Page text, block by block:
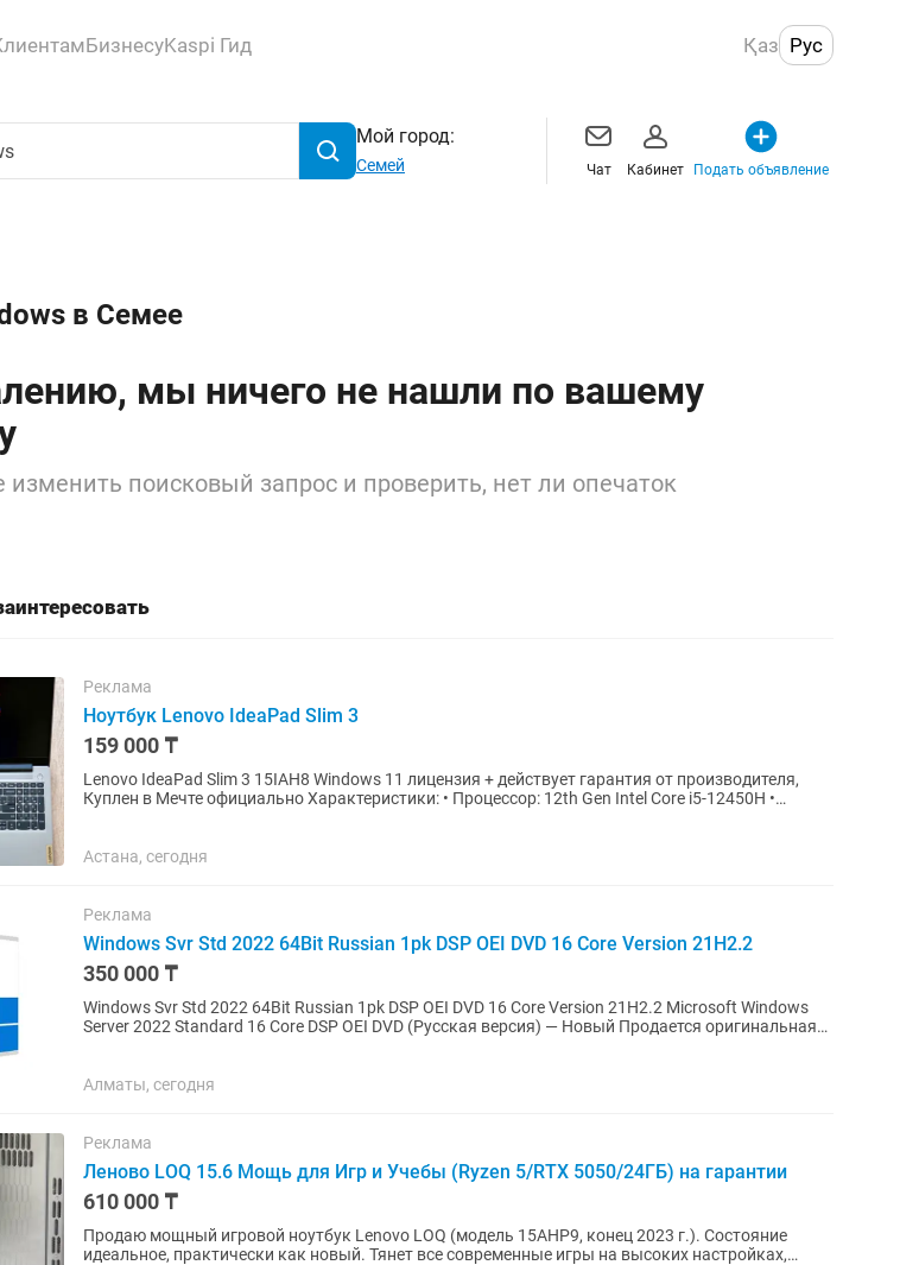
БизнесуKaspi Гид Қаз Рус
Мой город:
Семей Чат Кабинет Подать объявление
в Семее
мы ничего не нашли по вашему
изменить поисковый запрос и проверить, нет ли опечаток
Реклама
Ноутбук Lenovo IdeaPad Slim 3
159 000 ₸
Lenovo IdeaPad Slim 3 15IAH8 Windows 11 лицензия + действует гарантия от производителя,
Куплен в Мечте официально Характеристики: • Процессор: 12th Gen Intel Core i5-12450H •
Астана, сегодня
Реклама
Windows Svr Std 2022 64Bit Russian 1pk DSP OEI DVD 16 Core Version 21H2.2
350 000 ₸
Windows Svr Std 2022 64Bit Russian 1pk DSP OEI DVD 16 Core Version 21H2.2 Microsoft Windows
Server 2022 Standard 16 Core DSP OEI DVD (Русская версия) — Новый Продается оригинальная
Алматы, сегодня
Реклама
Леново LOQ 15.6 Мощь для Игр и Учебы (Ryzen 5/RTX 5050/24ГБ) на гарантии
610 000 ₸
Продаю мощный игровой ноутбук Lenovo LOQ (модель 15AHP9, конец 2023 г.). Состояние
идеальное, практически как новый. Тянет все современные игры на высоких настройках,